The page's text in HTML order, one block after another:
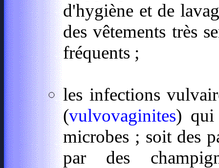
d'hygiène et de
des vêtements très
fréquents ;
les infections
(vulvovaginites) qui
microbes ; soit des
par des